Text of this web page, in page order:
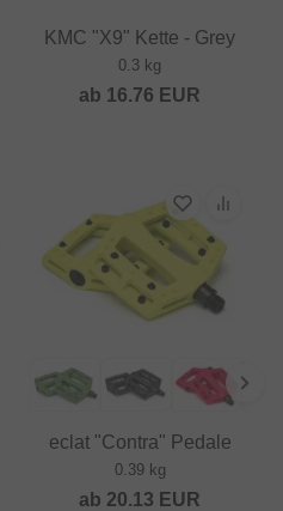
KMC "X9" Kette - Grey
0.3 kg
ab 16.76 EUR
eclat "Contra" Pedale
0.39 kg
ab 20.13 EUR